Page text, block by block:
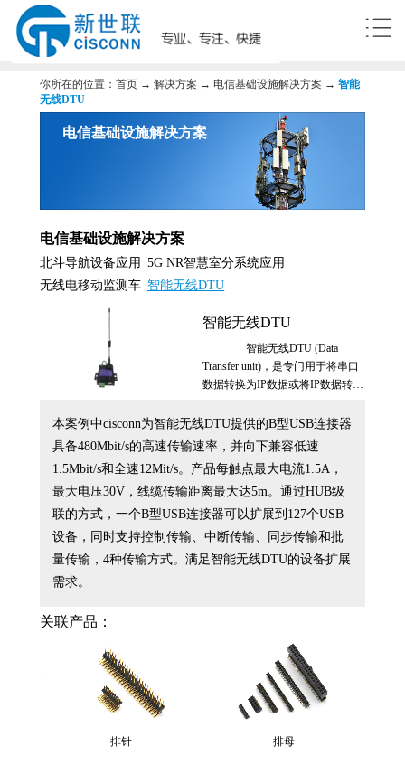
你所在的位置： 首页 → 解决方案 → 电信基础设施解决方案 → 智能
无线DTU
电信基础设施解决方案
电信基础设施解决方案
北斗导航设备应用
5G NR智慧室分系统应用
无线电移动监测车 智能无线DTU
智能无线DTU
智能无线DTU (Data
Transfer unit)，是专门用于将串口
数据转换为IP数据或将IP数据转换
进行传送的无线终端设备。它实现
了前端设备和后台中心的双向无线
数据传输。是物联网通信设备中最
常被应用的产品之一。常用于石
油、石化、采矿等需要无线数据传
输但不便接线的场合。
本案例中cisconn为智能无线DTU提供的B型USB连接器
具备480Mbit/s的高速传输速率，并向下兼容低速
1.5Mbit/s和全速12Mit/s。产品每触点最大电流1.5A，
最大电压30V，线缆传输距离最大达5m。通过HUB级
联的方式，一个B型USB连接器可以扩展到127个USB
设备，同时支持控制传输、中断传输、同步传输和批
量传输，4种传输方式。满足智能无线DTU的设备扩展
需求。
关联产品：
排针 排母